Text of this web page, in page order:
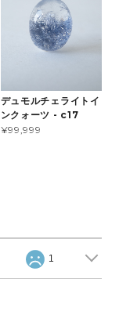
デュモルチェライトイ
ンクォーツ - c17
¥99,999
1